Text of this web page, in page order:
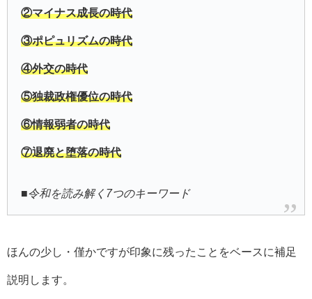
②マイナス成長の時代
③ポピュリズムの時代
④外交の時代
⑤独裁政権優位の時代
⑥情報弱者の時代
⑦退廃と堕落の時代
■令和を読み解く7つのキーワード
ほんの少し・僅かですが印象に残ったことをベースに補足
説明します。